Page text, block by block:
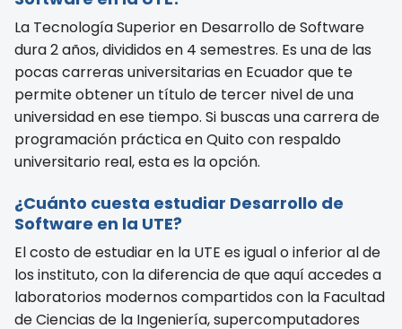
La Tecnología Superior en Desarrollo de Software
dura 2 años, divididos en 4 semestres. Es una de las
pocas carreras universitarias en Ecuador que te
permite obtener un título de tercer nivel de una
universidad en ese tiempo. Si buscas una carrera de
programación práctica en Quito con respaldo
universitario real, esta es la opción.
¿Cuánto cuesta estudiar Desarrollo de
Software en la UTE?
El costo de estudiar en la UTE es igual o inferior al de
los instituto, con la diferencia de que aquí accedes a
laboratorios modernos compartidos con la Facultad
de Ciencias de la Ingeniería, supercomputadores